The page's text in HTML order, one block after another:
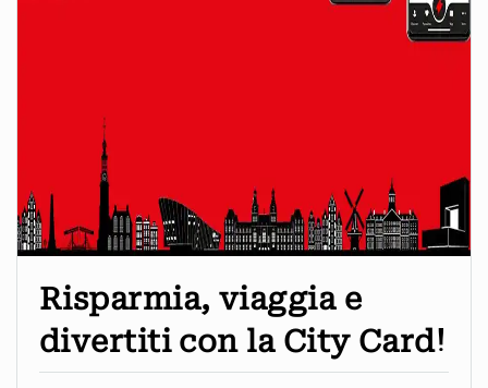
Risparmia, viaggia e
divertiti con la City Card!